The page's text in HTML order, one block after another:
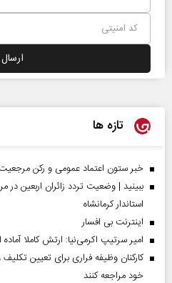
تازه ها
خبر ستون اعتماد عمومی و رکن
ببینید | وضعیت تردد زائران اربعین
استاندار کرمانشاه
اینترنت بی افسار
امیر سرتیپ اکرمی‌نیا: ارتش کاملا
کارکنان وظیفه فراری برای تعیین
خود مراجعه کنند